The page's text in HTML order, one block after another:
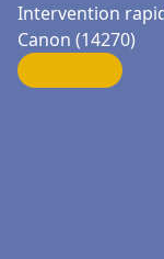
Intervention
Canon (14270)